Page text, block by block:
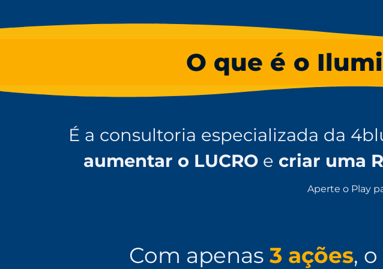
O que é o
É a consultoria especializada da
aumentar o LUCRO e criar uma
Aperte o Play
Com apenas 3 ações,